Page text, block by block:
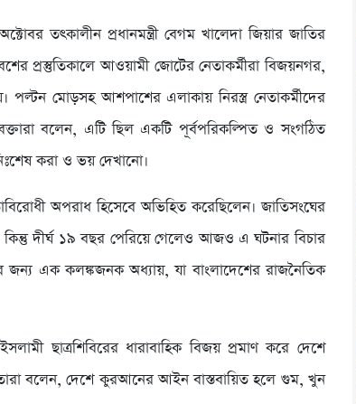
তৎকালীন প্রধানমন্ত্রী বেগম খালেদা জিয়ার জাতির
প্রস্তুতিকালে আওয়ামী জোটের নেতাকর্মীরা বিজয়নগর,
পল্টন মোড়সহ আশপাশের এলাকায় নিরস্ত্র নেতাকর্মীদের
বলেন, এটি ছিল একটি পূর্বপরিকল্পিত ও সংগঠিত
করা ও ভয় দেখানো।
অপরাধ হিসেবে অভিহিত করেছিলেন। জাতিসংঘের
কিন্তু দীর্ঘ ১৯ বছর পেরিয়ে গেলেও আজও এ ঘটনার বিচার
জন্য এক কলঙ্কজনক অধ্যায়, যা বাংলাদেশের রাজনৈতিক
ছাত্রশিবিরের ধারাবাহিক বিজয় প্রমাণ করে দেশে
তারা বলেন, দেশে কুরআনের আইন বাস্তবায়িত হলে গুম, খুন